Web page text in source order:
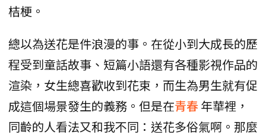
桔梗。
總以為送花是件浪漫的事。在從小到大成長的歷
程受到童話故事、短篇小語還有各種影視作品的
渲染，女生總喜歡收到花束，而生為男生就有促
成這個場景發生的義務。但是在青春年華裡，
同齡的人看法又和我不同：送花多俗氣啊。那麼